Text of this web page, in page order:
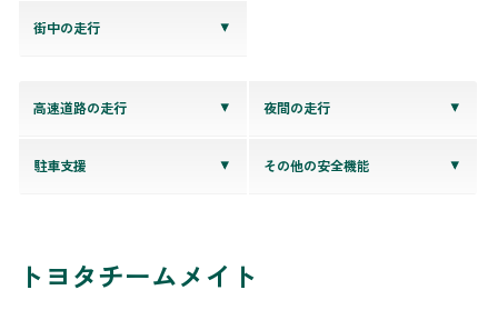
街中の走行
高速道路の走行 夜間の走行
駐車支援 その他の安全機能
トヨタチームメイト